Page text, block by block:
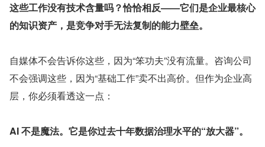
这些工作没有技术含量吗？恰恰相反——它们是企业最核心
的知识资产，是竞争对手无法复制的能力壁垒。
自媒体不会告诉你这些，因为“笨功夫”没有流量。咨询公司
不会强调这些，因为“基础工作”卖不出高价。但作为企业高
层，你必须看透这一点：
AI 不是魔法。它是你过去十年数据治理水平的“放大器”。